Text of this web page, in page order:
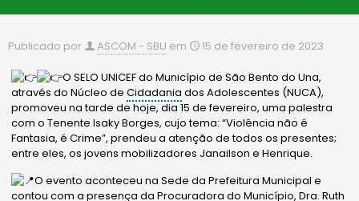
Publicado por ASCOM - SBU em 15 de fevereiro de 2023
O SELO UNICEF do Município de São Bento do Una,
através do Núcleo deCidadania dos Adolescentes (NUCA),
promoveu na tarde de hoje, dia 15 de fevereiro, uma palestra
com o Tenente Isaky Borges, cujo tema: “Violência não é
Fantasia, é Crime”, prendeu a atenção de todos os presentes;
entre eles, os jovens mobilizadores Janailson e Henrique.
O evento aconteceu na Sede da Prefeitura Municipal e
contou com a presença da Procuradora do Município, Dra. Ruth